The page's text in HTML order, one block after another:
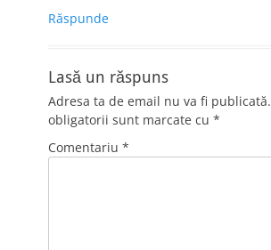
Răspunde
Lasă un răspuns
Adresa ta de email nu va fi publicată.
obligatorii sunt marcate cu *
Comentariu *